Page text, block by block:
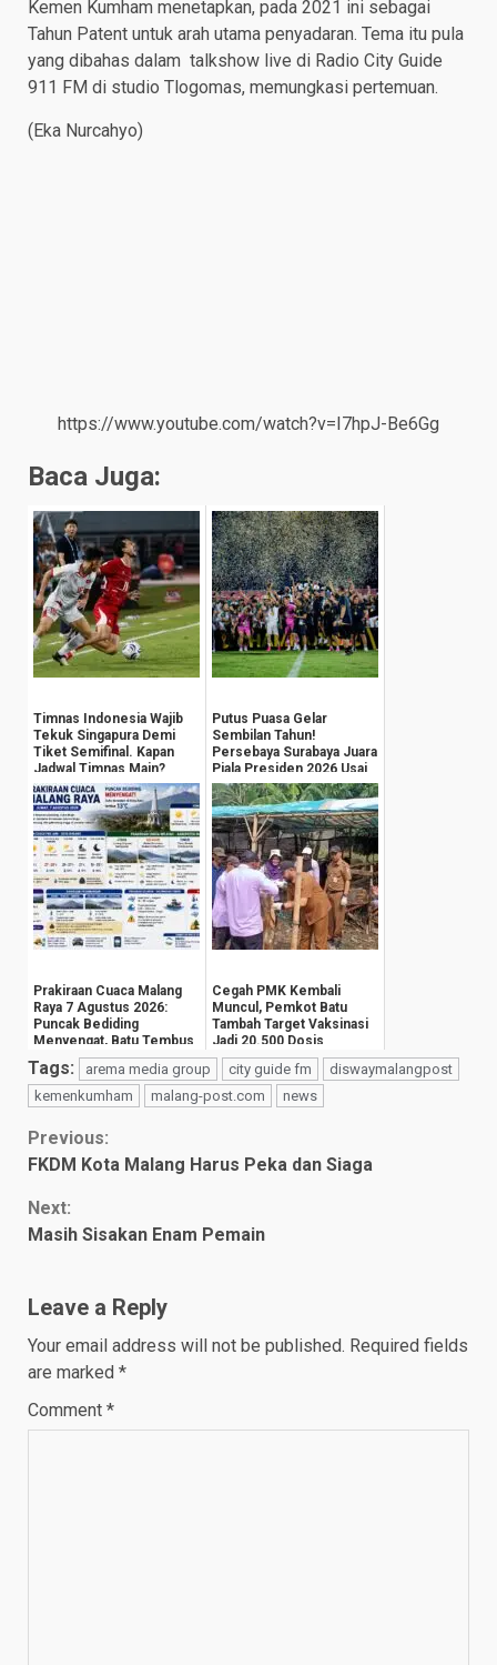
Kemen Kumham menetapkan, pada 2021 ini sebagai
Tahun Patent untuk arah utama penyadaran. Tema itu pula
yang dibahas dalam talkshow live di Radio City Guide
911 FM di studio Tlogomas, memungkasi pertemuan.
(Eka Nurcahyo)
https://www.youtube.com/watch?v=I7hpJ-Be6Gg
Baca Juga:
Timnas Indonesia Wajib
Tekuk Singapura Demi
Tiket Semifinal. Kapan
Jadwal Timnas Main?
Putus Puasa Gelar
Sembilan Tahun!
Persebaya Surabaya Juara
Piala Presiden 2026 Usai
Tekuk Persib
Prakiraan Cuaca Malang
Raya 7 Agustus 2026:
Puncak Bediding
Menyengat, Batu Tembus
13 Derajat Celsiu...
Cegah PMK Kembali
Muncul, Pemkot Batu
Tambah Target Vaksinasi
Jadi 20.500 Dosis
Tags: arema media group city guide fm
diswaymalangpost
kemenkumham
malang-post.com news
Continue
Previous:
FKDM Kota Malang Harus Peka dan Siaga
Next:
Masih Sisakan Enam Pemain
Leave a Reply
Your email address will not be published. Required fields
are marked *
Comment *